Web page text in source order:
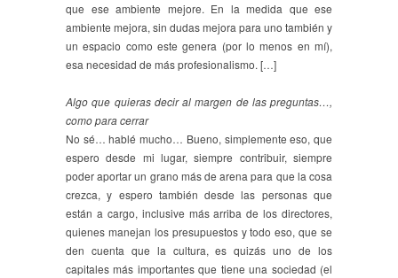
que ese ambiente mejore. En la medida que ese
ambiente mejora, sin dudas mejora para uno también y
un espacio como este genera (por lo menos en mí),
esa necesidad de más profesionalismo. […]
Algo que quieras decir al margen de las preguntas…,
como para cerrar
No sé… hablé mucho… Bueno, simplemente eso, que
espero desde mi lugar, siempre contribuir, siempre
poder aportar un grano más de arena para que la cosa
crezca, y espero también desde las personas que
están a cargo, inclusive más arriba de los directores,
quienes manejan los presupuestos y todo eso, que se
den cuenta que la cultura, es quizás uno de los
capitales más importantes que tiene una sociedad (el